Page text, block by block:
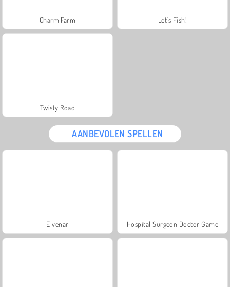
Charm Farm Let's Fish!
Twisty Road
AANBEVOLEN SPELLEN
Elvenar Hospital Surgeon Doctor Game